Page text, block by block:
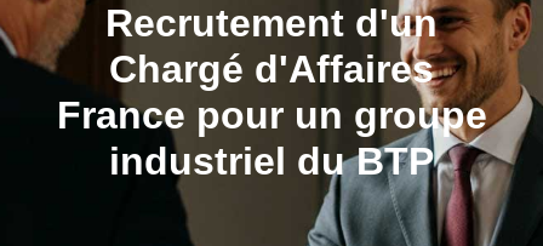
Recrutement d'un
Chargé d'Affaires
France pour un groupe
industriel du BTP